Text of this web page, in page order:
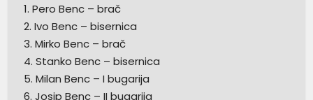
1. Pero Benc – brač
2. Ivo Benc – bisernica
3. Mirko Benc – brač
4. Stanko Benc – bisernica
5. Milan Benc – I bugarija
6. Josip Benc – II bugarija